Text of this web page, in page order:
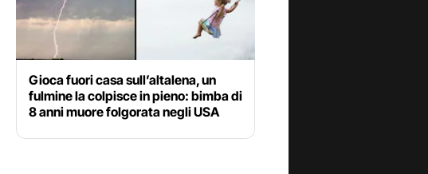
Gioca fuori casa sull’altalena, un
fulmine la colpisce in pieno: bimba di
8 anni muore folgorata negli USA